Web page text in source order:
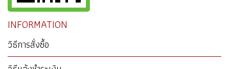
INFORMATION
วิธีการสั่งซื้อ